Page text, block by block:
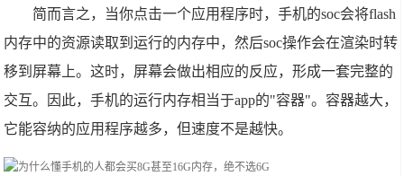
简而言之，当你点击一个应用程序时，手机的soc会将flash
内存中的资源读取到运行的内存中，然后soc操作会在渲染时转
移到屏幕上。这时，屏幕会做出相应的反应，形成一套完整的
交互。因此，手机的运行内存相当于app的"容器"。容器越大，
它能容纳的应用程序越多，但速度不是越快。